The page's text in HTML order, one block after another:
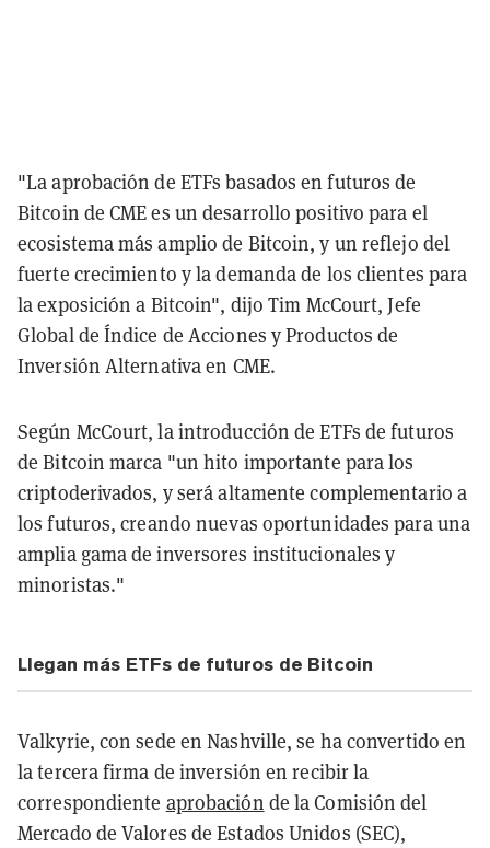
"La aprobación de ETFs basados en futuros de
Bitcoin de CME es un desarrollo positivo para el
ecosistema más amplio de Bitcoin, y un reflejo del
fuerte crecimiento y la demanda de los clientes para
la exposición a Bitcoin", dijo Tim McCourt, Jefe
Global de Índice de Acciones y Productos de
Inversión Alternativa en CME.
Según McCourt, la introducción de ETFs de futuros
de Bitcoin marca "un hito importante para los
criptoderivados, y será altamente complementario a
los futuros, creando nuevas oportunidades para una
amplia gama de inversores institucionales y
minoristas."
Llegan más ETFs de futuros de Bitcoin
Valkyrie, con sede en Nashville, se ha convertido en
la tercera firma de inversión en recibir la
correspondiente aprobación de la Comisión del
Mercado de Valores de Estados Unidos (SEC),